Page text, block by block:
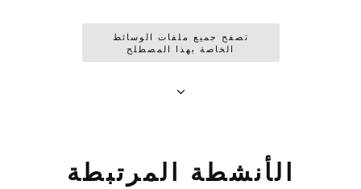
تصفح جميع ملفات الوسائط
الخاصة بهذا المصطلح
الأنشطة المرتبطة